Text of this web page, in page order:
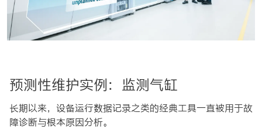
预测性维护实例：监测气缸
长期以来，设备运行数据记录之类的经典工具一直被用于故
障诊断与根本原因分析。